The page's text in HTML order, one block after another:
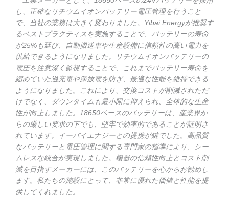
し、正確なリチウムイオンバッテリー電圧管理を行うこと
で、当社の業務は大きく変わりました。Yibai Energyが推奨す
るベストプラクティスを実施することで、バッテリーの寿命
が25%も延び、自動搬送車や生産設備に信頼性の高い電力を
供給できるようになりました。リチウムイオンバッテリーの
電圧を注意深く監視することで、これまでバッテリー寿命を
縮めていた過充電や深放電を防ぎ、最適な性能を維持できる
ようになりました。これにより、交換コストが削減されただ
けでなく、ダウンタイムも最小限に抑えられ、全体的な生産
性が向上しました。18650ベースのバッテリーは、産業界か
らの厳しい要求の下でも、堅牢で効率的であることが証明さ
れています。イーバイエナジーとの提携が鍵でした。高品質
なバッテリーと電圧管理に関する専門家の指導により、シー
ムレスな統合が実現しました。機器の信頼性向上とコスト削
減を目指すメーカーには、このバッテリーを心からお勧めし
ます。私たちの施設にとって、非常に優れた価値と性能を提
供してくれました。